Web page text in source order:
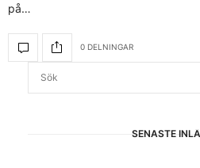
på…
0 DELNINGAR
SENASTE